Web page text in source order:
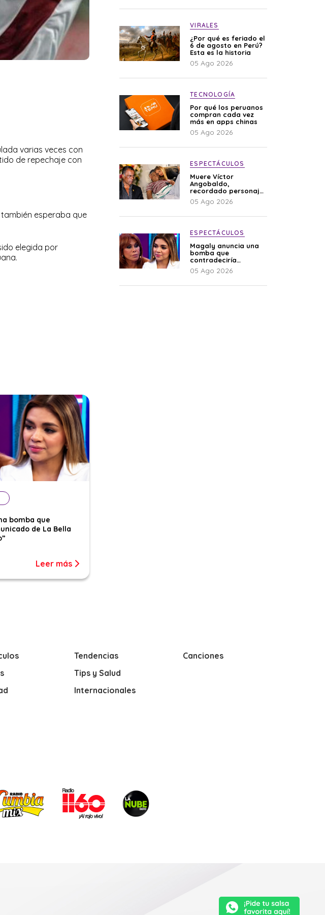
varias veces con
de repechaje con
también esperaba que
elegida por
bomba que
de La Bella
Leer más
VIRALES
¿Por qué es feriado el
6 de agosto en Perú?
Esta es la historia
05 Ago 2026
TECNOLOGÍA
Por qué los peruanos
compran cada vez
más en apps chinas
05 Ago 2026
ESPECTÁCULOS
Muere Víctor
Angobaldo,
recordado personaje
de la farándula y
expareja de Shirley
05 Ago 2026
ESPECTÁCULOS
Magaly anuncia una
bomba que
contradeciría
comunicado de La
Bella Luz: “Hay un
05 Ago 2026
Tendencias
Tips y Salud
Internacionales
Canciones